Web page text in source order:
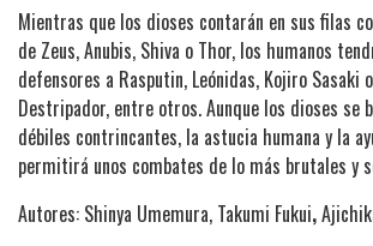
Mientras que los dioses contarán en sus filas
de Zeus, Anubis, Shiva o Thor, los humanos
defensores a Rasputin, Leónidas, Kojiro Sasaki
Destripador, entre otros. Aunque los dioses se
débiles contrincantes, la astucia humana y la
permitirá unos combates de lo más brutales y
Autores: Shinya Umemura, Takumi Fukui,